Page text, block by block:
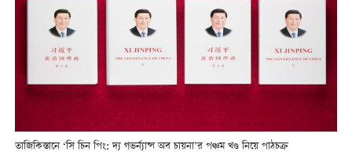
তাজিকিস্তানে ‘সি চিন পিং: দ্য গভর্ন্যান্স অব চায়না’র পঞ্চম খণ্ড নিয়ে পাঠচক্র